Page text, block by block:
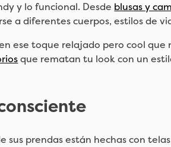
y lo funcional. Desde blusas y
a diferentes cuerpos, estilos de
ese toque relajado pero cool que
que rematan tu look con un
prendas están hechas con